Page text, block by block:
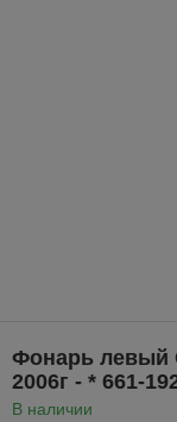
Фонарь левый
2006г - * 661-
В наличии